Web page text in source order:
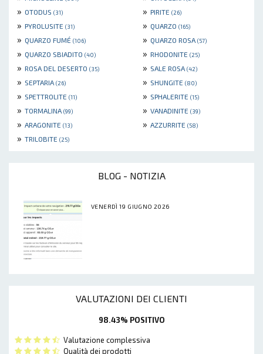
» OTODUS (31) » PIRITE (26)
» PYROLUSITE (31) » QUARZO (165)
» QUARZO FUMÉ (106) » QUARZO ROSA (57)
» QUARZO SBIADITO (40) » RHODONITE (25)
» ROSA DEL DESERTO (35) » SALE ROSA (42)
» SEPTARIA (26) » SHUNGITE (80)
» SPETTROLITE (11) » SPHALERITE (15)
» TORMALINA (99) » VANADINITE (39)
» ARAGONITE (13) » AZZURRITE (58)
» TRILOBITE (25)
BLOG - NOTIZIA
VENERDÌ 19 GIUGNO 2026
VALUTAZIONI DEI CLIENTI
98.43% POSITIVO
Valutazione complessiva
Qualità dei prodotti